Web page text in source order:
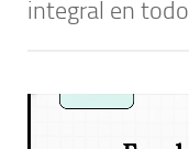
integral en
Reproductor